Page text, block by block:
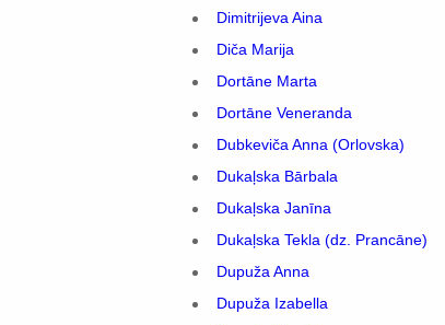
Dimitrijeva Aina
Diča Marija
Dortāne Marta
Dortāne Veneranda
Dubkeviča Anna (Orlovska)
Dukaļska Bārbala
Dukaļska Janīna
Dukaļska Tekla (dz. Prancāne)
Dupuža Anna
Dupuža Izabella